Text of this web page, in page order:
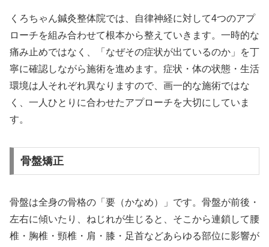
くろちゃん鍼灸整体院では、自律神経に対して4つのアプ
ローチを組み合わせて根本から整えていきます。一時的な
痛み止めではなく、「なぜその症状が出ているのか」を丁
寧に確認しながら施術を進めます。症状・体の状態・生活
環境は人それぞれ異なりますので、画一的な施術ではな
く、一人ひとりに合わせたアプローチを大切にしていま
す。
骨盤矯正
骨盤は全身の骨格の「要（かなめ）」です。骨盤が前後・
左右に傾いたり、ねじれが生じると、そこから連鎖して腰
椎・胸椎・頸椎・肩・膝・足首などあらゆる部位に影響が